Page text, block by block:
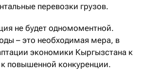
перевозки грузов.
не будет одномоментной.
– это необходимая мера, в
экономики Кыргызстана к
повышенной конкуренции.